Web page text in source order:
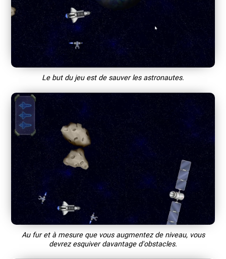
Le but du jeu est de sauver les astronautes.
Au fur et à mesure que vous augmentez de niveau, vous
devrez esquiver davantage d'obstacles.